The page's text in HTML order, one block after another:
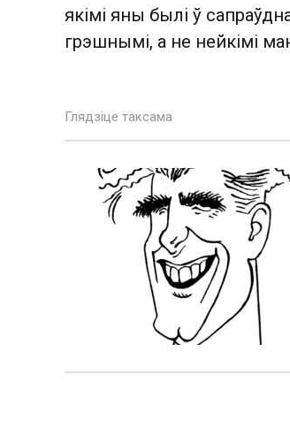
якімі яны былі ў
грэшнымі, а не нейкімі
Глядзіце таксама